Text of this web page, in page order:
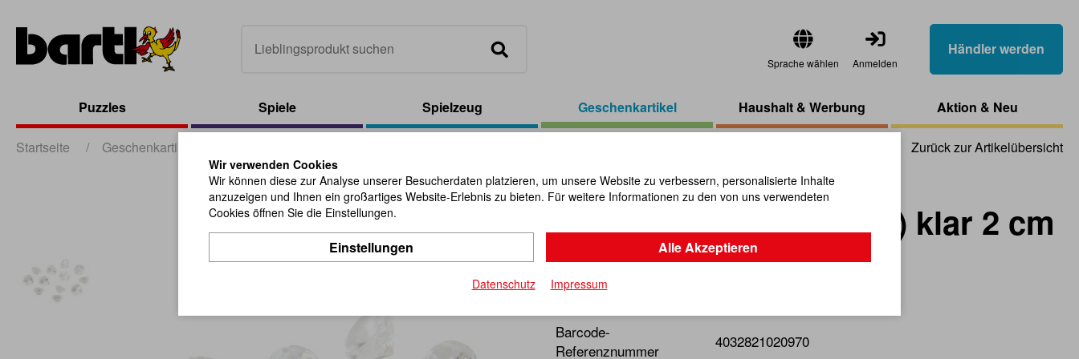
Sprache wählen Anmelden
Händler werden
Puzzles Spiele Spielzeug Geschenkartikel Haushalt & Werbung Aktion & Neu
Startseite / Geschenkartikel Zurück zur Artikelübersicht
Glasdiamanten Set (12) klar 2 cm
Artikel-Nr.:110471
Besonders preiswert und dekorativ!
Barcode-
Referenznummer
4032821020970
Wir verwenden Cookies
Wir können diese zur Analyse unserer Besucherdaten platzieren, um unsere Website zu verbessern, personalisierte Inhalte
anzuzeigen und Ihnen ein großartiges Website-Erlebnis zu bieten. Für weitere Informationen zu den von uns verwendeten
Cookies öffnen Sie die Einstellungen.
Einstellungen Alle Akzeptieren
Datenschutz Impressum